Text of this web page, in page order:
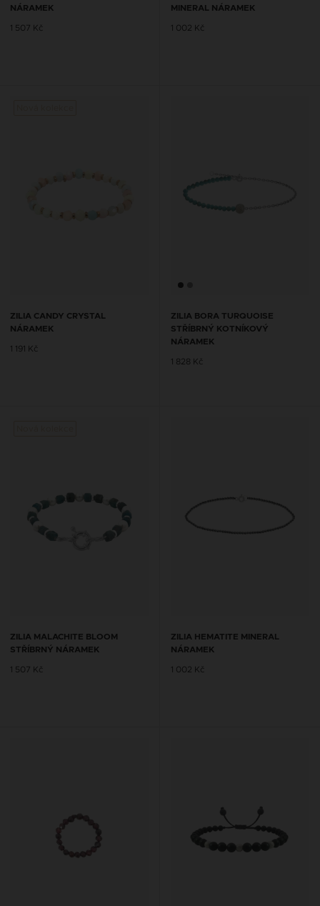
NÁRAMEK
1 507 Kč
MINERAL NÁRAMEK
1 002 Kč
ZILIA CANDY CRYSTAL
NÁRAMEK
1 191 Kč
ZILIA BORA TURQUOISE
STŘÍBRNÝ KOTNÍKOVÝ
NÁRAMEK
1 828 Kč
ZILIA MALACHITE BLOOM
STŘÍBRNÝ NÁRAMEK
1 507 Kč
ZILIA HEMATITE MINERAL
NÁRAMEK
1 002 Kč